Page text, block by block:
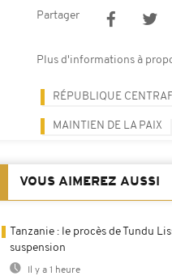
Partager
Plus d'informations à
RÉPUBLIQUE
MAINTIEN DE LA PAIX
VOUS AIMEREZ AUSSI
Tanzanie : le procès de Tundu
suspension
Il y a 1 heure